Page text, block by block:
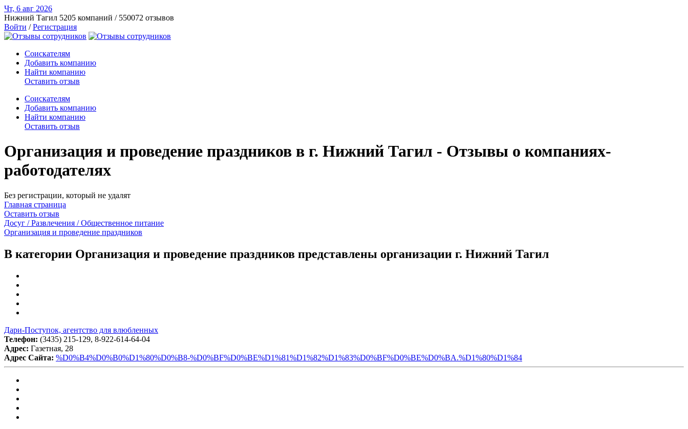
Чт, 6 авг 2026
Нижний Тагил 5205 компаний / 550072 отзывов
Войти /Регистрация
Соискателям
Добавить компанию
Найти компанию
Оставить отзыв
Соискателям
Добавить компанию
Найти компанию
Оставить отзыв
Организация и проведение праздников в г. Нижний Тагил - Отзывы о компаниях-
работодателях
Без регистрации, который не удалят
Главная страница
Оставить отзыв
Досуг / Развлечения / Общественное питание
Организация и проведение праздников
В категории Организация и проведение праздников представлены организации г. Нижний Тагил
Дари-Поступок, агентство для влюбленных
Телефон: (3435) 215-129, 8-922-614-64-04
Адрес: Газетная, 28
Адрес Сайта: %D0%B4%D0%B0%D1%80%D0%B8-%D0%BF%D0%BE%D1%81%D1%82%D1%83%D0%BF%D0%BE%D0%BA.%D1%80%D1%84